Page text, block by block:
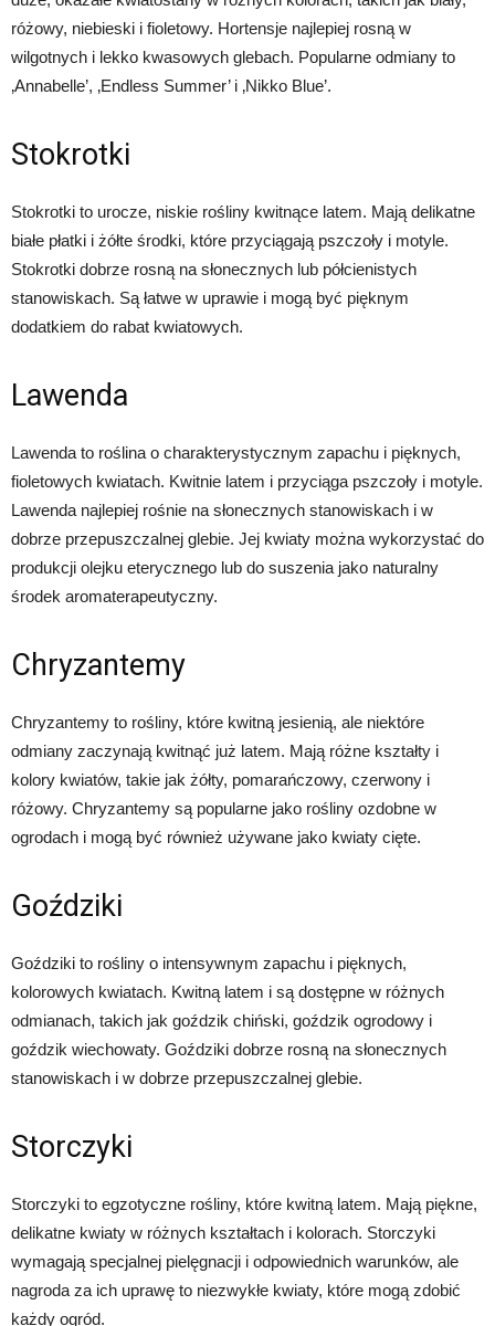
różowy, niebieski i fioletowy. Hortensje najlepiej rosną w
wilgotnych i lekko kwasowych glebach. Popularne odmiany to
‚Annabelle’, ‚Endless Summer’ i ‚Nikko Blue’.
Stokrotki
Stokrotki to urocze, niskie rośliny kwitnące latem. Mają delikatne
białe płatki i żółte środki, które przyciągają pszczoły i motyle.
Stokrotki dobrze rosną na słonecznych lub półcienistych
stanowiskach. Są łatwe w uprawie i mogą być pięknym
dodatkiem do rabat kwiatowych.
Lawenda
Lawenda to roślina o charakterystycznym zapachu i pięknych,
fioletowych kwiatach. Kwitnie latem i przyciąga pszczoły i motyle.
Lawenda najlepiej rośnie na słonecznych stanowiskach i w
dobrze przepuszczalnej glebie. Jej kwiaty można wykorzystać do
produkcji olejku eterycznego lub do suszenia jako naturalny
środek aromaterapeutyczny.
Chryzantemy
Chryzantemy to rośliny, które kwitną jesienią, ale niektóre
odmiany zaczynają kwitnąć już latem. Mają różne kształty i
kolory kwiatów, takie jak żółty, pomarańczowy, czerwony i
różowy. Chryzantemy są popularne jako rośliny ozdobne w
ogrodach i mogą być również używane jako kwiaty cięte.
Goździki
Goździki to rośliny o intensywnym zapachu i pięknych,
kolorowych kwiatach. Kwitną latem i są dostępne w różnych
odmianach, takich jak goździk chiński, goździk ogrodowy i
goździk wiechowaty. Goździki dobrze rosną na słonecznych
stanowiskach i w dobrze przepuszczalnej glebie.
Storczyki
Storczyki to egzotyczne rośliny, które kwitną latem. Mają piękne,
delikatne kwiaty w różnych kształtach i kolorach. Storczyki
wymagają specjalnej pielęgnacji i odpowiednich warunków, ale
nagroda za ich uprawę to niezwykłe kwiaty, które mogą zdobić
każdy ogród.